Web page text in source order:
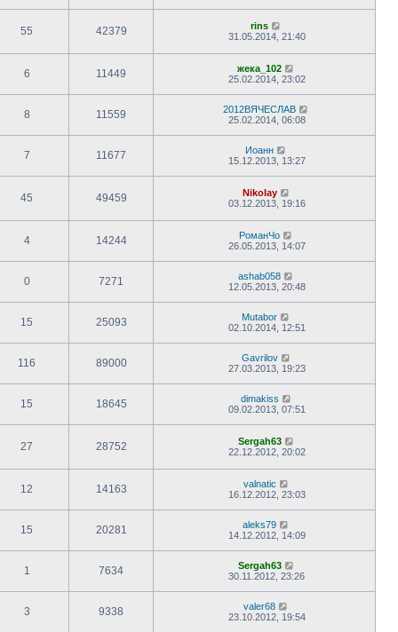
55 42379
rins
31.05.2014, 21:40
6 11449
жека_102
25.02.2014, 23:02
8 11559
2012ВЯЧЕСЛАВ
25.02.2014, 06:08
7 11677
Иоанн
15.12.2013, 13:27
45 49459
Nikolay
03.12.2013, 19:16
4 14244
РоманЧо
26.05.2013, 14:07
0 7271
ashab058
12.05.2013, 20:48
15 25093
Mutabor
02.10.2014, 12:51
116 89000
Gavrilov
27.03.2013, 19:23
15 18645
dimakiss
09.02.2013, 07:51
27 28752
Sergah63
22.12.2012, 20:02
12 14163
valnatic
16.12.2012, 23:03
15 20281
aleks79
14.12.2012, 14:09
1 7634
Sergah63
30.11.2012, 23:26
3 9338
valer68
23.10.2012, 19:54